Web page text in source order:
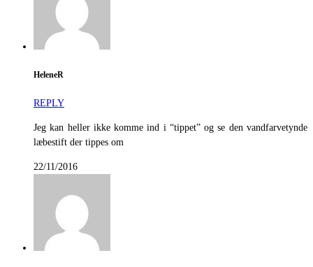
HeleneR
REPLY
Jeg kan heller ikke komme ind i “tippet” og se den vandfarvetynde
læbestift der tippes om
22/11/2016